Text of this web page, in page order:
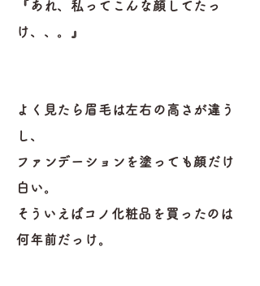
『あれ、私ってこんな顔してたっ
け、、。』
よく見たら眉毛は左右の高さが違う
し、
ファンデーションを塗っても顔だけ
白い。
​そういえばコノ化粧品を買ったのは
何年前だっけ。